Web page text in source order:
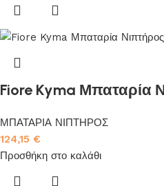
Fiore Kyma Μπαταρία
ΜΠΑΤΑΡΙΑ ΝΙΠΤΗΡΟΣ
124,15 €
Προσθήκη στο καλάθι